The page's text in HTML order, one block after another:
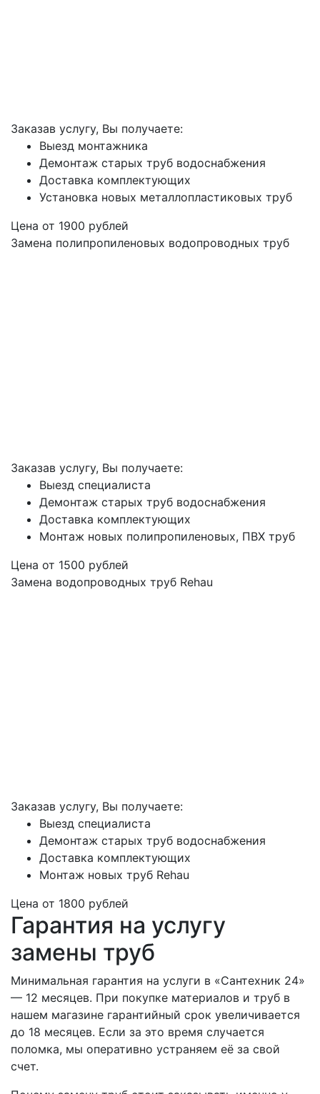
Заказав услугу, Вы получаете:
Выезд монтажника
Демонтаж старых труб водоснабжения
Доставка комплектующих
Установка новых металлопластиковых труб
Цена от 1900 рублей
Замена полипропиленовых водопроводных труб
Заказав услугу, Вы получаете:
Выезд специалиста
Демонтаж старых труб водоснабжения
Доставка комплектующих
Монтаж новых полипропиленовых, ПВХ труб
Цена от 1500 рублей
Замена водопроводных труб Rehau
Заказав услугу, Вы получаете:
Выезд специалиста
Демонтаж старых труб водоснабжения
Доставка комплектующих
Монтаж новых труб Rehau
Цена от 1800 рублей
Гарантия на услугу
замены труб
Минимальная гарантия на услуги в «Сантехник 24»
— 12 месяцев. При покупке материалов и труб в
нашем магазине гарантийный срок увеличивается
до 18 месяцев. Если за это время случается
поломка, мы оперативно устраняем её за свой
счет.